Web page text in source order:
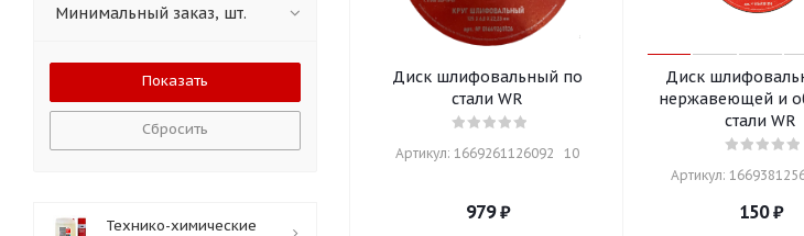
Диск шлифовальный по
стали WR
Артикул: 1669261126092   10
979₽
Диск
нержавеющей и
стали WR
Артикул:
150₽
Минимальный заказ, шт.
Сбросить
Технико-химические